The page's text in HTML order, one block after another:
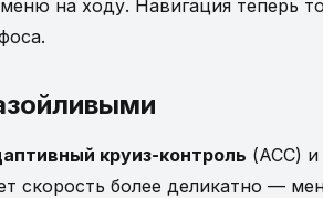
на ходу. Навигация теперь
круиз-контроль (ACC) и
скорость более деликатно —